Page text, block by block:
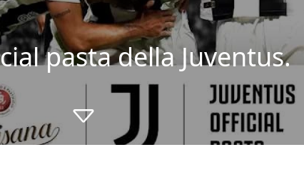
pasta della Juventus.